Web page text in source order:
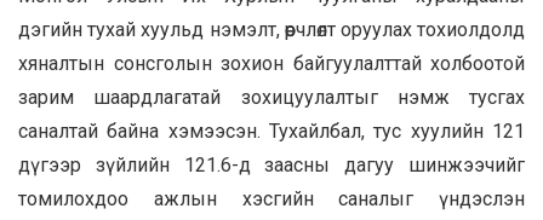
дэгийн тухай хуульд нэмэлт, өөрчлөлт оруулах тохиолдолд
хяналтын сонсголын зохион байгуулалттай холбоотой
зарим шаардлагатай зохицуулалтыг нэмж тусгах
саналтай байна хэмээсэн. Тухайлбал, тус хуулийн 121
дүгээр зүйлийн 121.6-д заасны дагуу шинжээчийг
томилохдоо ажлын хэсгийн саналыг үндэслэн